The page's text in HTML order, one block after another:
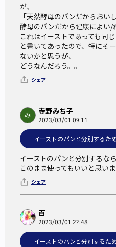
い」とか、「天然酵母のパン
は言えない。
これはイーストであっても同じ
イーストについて
パンの発酵に最も適した「サ
純粋培養し、市販されている
を意味する外来語である。日
り、今日の製パンに用いられ
天然酵母と呼ばれるものに対
はないか、と思う人も少なく
よって育てられることからイ
しているのだから養殖となる
「天然酵母」と呼ばれる酵母
に養殖である。
が、
「天然酵母のパンだからおい
酵母のパンだから健康によい/
これはイーストであっても同じ
と書いてあったので、特にそ
ないかと思うが、
どうなんだろう。。
シェア
寺野みち子
2023/03/01 09:11
イーストのパンと分別するた
イーストのパンと分別するな
このまま使ってもいいと思いま
シェア
百
2023/03/01 22:48
イーストのパンと分別するた